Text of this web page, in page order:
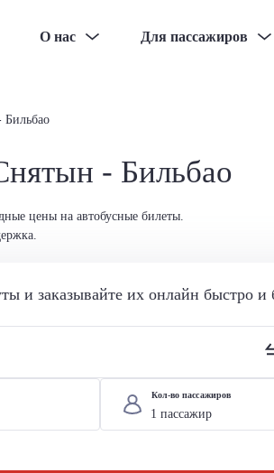
О нас Для пассажиров
- Бильбао
цены на автобусные билеты.
и заказывайте их онлайн быстро и
Кол-во пассажиров